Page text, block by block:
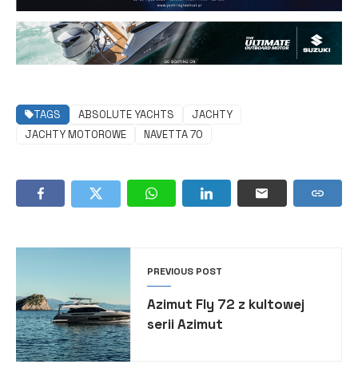
TAGS ABSOLUTE YACHTS
JACHTY
JACHTY MOTOROWE
NAVETTA 70
PREVIOUS POST
Azimut Fly 72 z kultowej
serii Azimut